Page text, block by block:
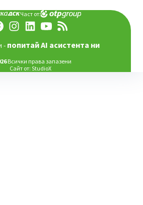
Част от:
- попитай AI асистента ни
Всички права запазени
Сайт от: StudioX